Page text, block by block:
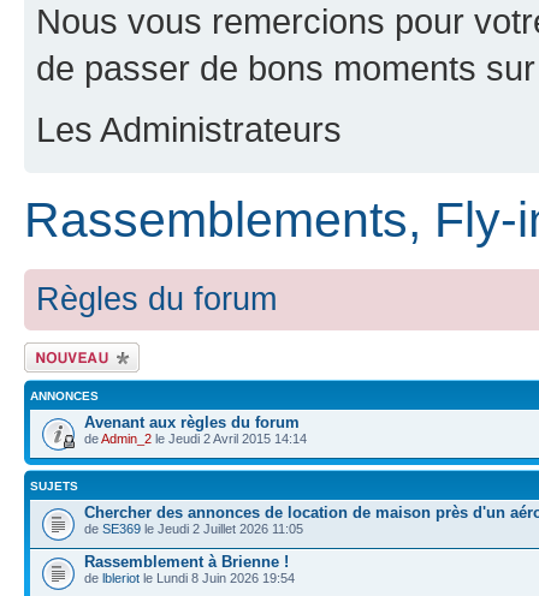
Nous vous remercions pour
de passer de bons moments
Les Administrateurs
Rassemblements,
Règles du forum
Ecrire un nouveau
sujet
ANNONCES
Avenant aux règles du forum
deAdmin_2 le Jeudi 2 Avril 2015 14:14
SUJETS
Chercher des annonces de location de maison près d'un
de SE369 le Jeudi 2 Juillet 2026 11:05
Rassemblement à Brienne !
de lbleriot le Lundi 8 Juin 2026 19:54